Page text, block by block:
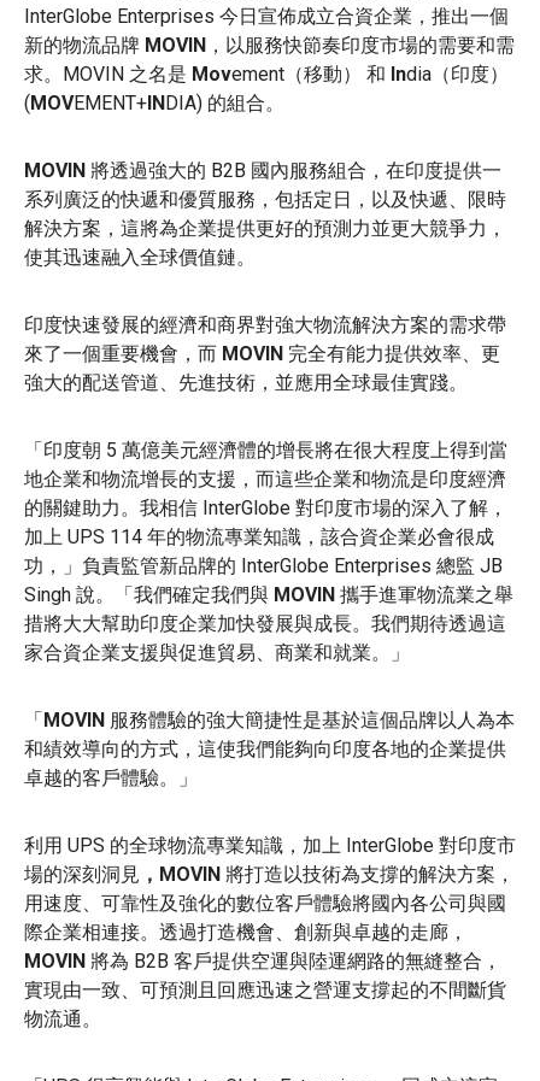
InterGlobe Enterprises 今日宣佈成立合資企業，推出一個
新的物流品牌 MOVIN ，以服務快節奏印度市場的需要和需
求。MOVIN 之名是 Movement（移動） 和 India（印度）
(MOVEMENT+INDIA) 的組合。
MOVIN 將透過強大的 B2B 國內服務組合，在印度提供一
系列廣泛的快遞和優質服務，包括定日，以及快遞、限時
解決方案，這將為企業提供更好的預測力並更大競爭力，
使其迅速融入全球價值鏈。
印度快速發展的經濟和商界對強大物流解決方案的需求帶
來了一個重要機會，而 MOVIN 完全有能力提供效率、更
強大的配送管道、先進技術，並應用全球最佳實踐。
「印度朝 5 萬億美元經濟體的增長將在很大程度上得到當
地企業和物流增長的支援，而這些企業和物流是印度經濟
的關鍵助力。我相信 InterGlobe 對印度市場的深入了解，
加上 UPS 114 年的物流專業知識，該合資企業必會很成
功，」負責監管新品牌的 InterGlobe Enterprises 總監 JB
Singh 說。「我們確定我們與 MOVIN 攜手進軍物流業之舉
措將大大幫助印度企業加快發展與成長。我們期待透過這
家合資企業支援與促進貿易、商業和就業。」
「MOVIN 服務體驗的強大簡捷性是基於這個品牌以人為本
和績效導向的方式，這使我們能夠向印度各地的企業提供
卓越的客戶體驗。」
利用 UPS 的全球物流專業知識，加上 InterGlobe 對印度市
場的深刻洞見 ，MOVIN 將打造以技術為支撐的解決方案，
用速度、可靠性及強化的數位客戶體驗將國內各公司與國
際企業相連接。透過打造機會、創新與卓越的走廊，
MOVIN 將為 B2B 客戶提供空運與陸運網路的無縫整合，
實現由一致、可預測且回應迅速之營運支撐起的不間斷貨
物流通。